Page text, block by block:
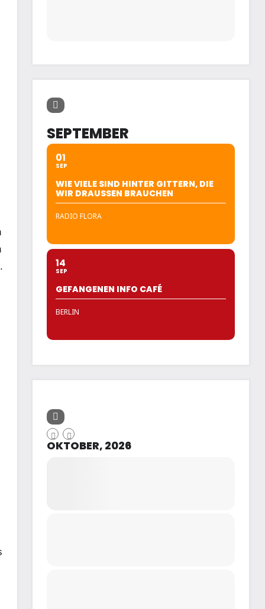
SEPTEMBER
01
SEP
WIE VIELE SIND HINTER GITTERN, DIE
WIR DRAUSSEN BRAUCHEN
RADIO FLORA
14
SEP
GEFANGENEN INFO CAFÉ
BERLIN
OKTOBER, 2026